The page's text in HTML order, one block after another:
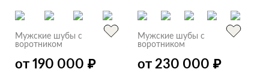
Мужские шубы с
воротником
от 190 000 ₽
Мужские шубы с
воротником
от 230 000 ₽